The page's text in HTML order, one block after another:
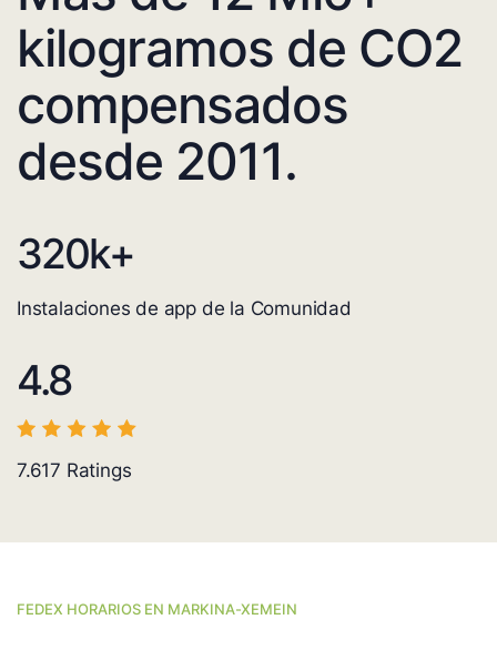
kilogramos de CO2
compensados
desde 2011.
320k+
Instalaciones de app de la Comunidad
4.8
7.617 Ratings
FEDEX HORARIOS EN MARKINA-XEMEIN